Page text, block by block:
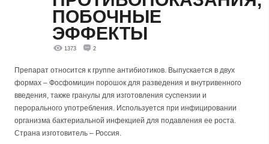
ПОБОЧНЫЕ
ЭФФЕКТЫ
1373 2
Препарат относится к группе антибиотиков. Выпускается в двух
формах – Фосфомицин порошок для разведения и внутривенного
введения, также гранулы для изготовления суспензии и
перорального употребления. Используется при инфицировании
организма бактериальной инфекцией для подавления ее роста.
Страна изготовитель – Россия.